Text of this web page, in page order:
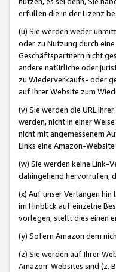
erfüllen die in der Lizenz
(u) Sie werden weder
oder zu Nutzung durch
Geschäftspartnern nicht
andere natürliche oder
zu Wiederverkaufs- oder
auf Ihrer Website zum
(v) Sie werden die URL
werden, nicht in einer
nicht mit angemessenem
Links eine Amazon-
(w) Sie werden keine Link-
dahingehend hervorrufen,
(x) Auf unser Verlangen
im Hinblick auf einzelne
vorlegen, stellt dies einen
(y) Sofern Amazon dem
(z) Sie werden auf Ihrer
Amazon-Websites sind (z.